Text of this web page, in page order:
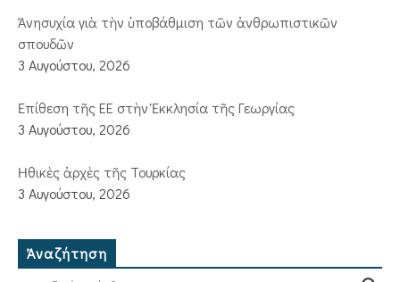
Ἀνησυχία γιὰ τὴν ὑποβάθμιση τῶν ἀνθρωπιστικῶν
σπουδῶν
3 Αυγούστου, 2026
Ἐπίθεση τῆς ΕΕ στὴν Ἐκκλησία τῆς Γεωργίας
3 Αυγούστου, 2026
Ἠθικὲς ἀρχὲς τῆς Τουρκίας
3 Αυγούστου, 2026
Ἀναζήτηση